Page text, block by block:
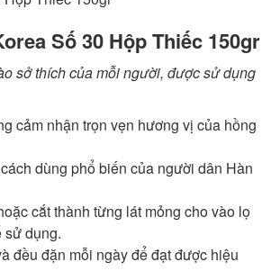
Số 30 Hộp Thiếc 150gr
sở thích của mỗi người, được sử dụng
cảm nhận trọn vẹn hương vị của hồng
dùng phổ biến của người dân Hàn
cắt thành từng lát mỏng cho vào lọ
sử dụng.
đều đặn mỗi ngày để đạt được hiệu